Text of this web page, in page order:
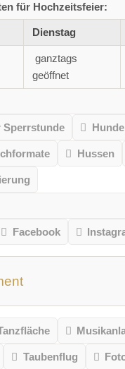
für Hochzeitsfeier:
Dienstag
ganztags
geöffnet
Sperrstunde
Hussen
Facebook
Taubenflug